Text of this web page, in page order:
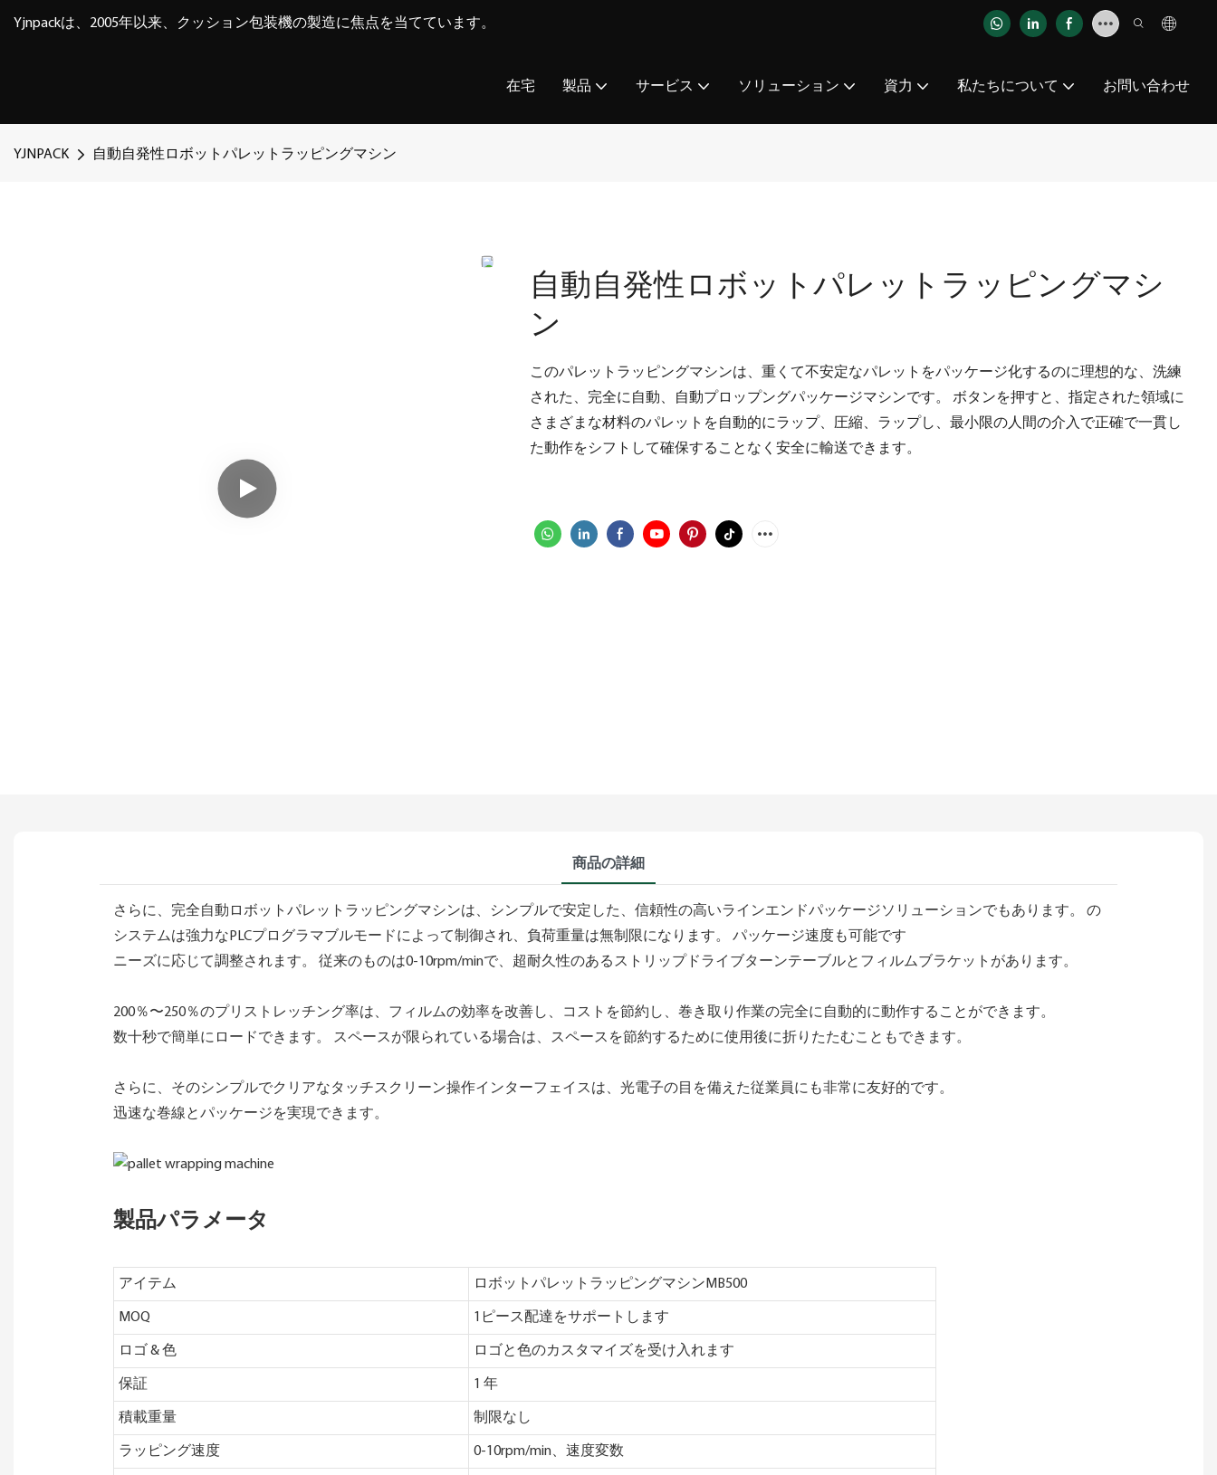
Yjnpackは、2005年以来、クッション包装機の製造に焦点を当てています。
在宅 製品 サービス ソリューション 資力 私たちについて お問い合わせ
YJNPACK 自動自発性ロボットパレットラッピングマシン
自動自発性ロボットパレットラッピングマシ
ン
このパレットラッピングマシンは、重くて不安定なパレットをパッケージ化するのに理想的な、洗練
された、完全に自動、自動プロップングパッケージマシンです。 ボタンを押すと、指定された領域に
さまざまな材料のパレットを自動的にラップ、圧縮、ラップし、最小限の人間の介入で正確で一貫し
た動作をシフトして確保することなく安全に輸送できます。
商品の詳細
さらに、完全自動ロボットパレットラッピングマシンは、シンプルで安定した、信頼性の高いラインエンドパッケージソリューションでもあります。 の
システムは強力なPLCプログラマブルモードによって制御され、負荷重量は無制限になります。 パッケージ速度も可能です
ニーズに応じて調整されます。 従来のものは0-10rpm/minで、超耐久性のあるストリップドライブターンテーブルとフィルムブラケットがあります。
200％〜250％のプリストレッチング率は、フィルムの効率を改善し、コストを節約し、巻き取り作業の完全に自動的に動作することができます。
数十秒で簡単にロードできます。 スペースが限られている場合は、スペースを節約するために使用後に折りたたむこともできます。
さらに、そのシンプルでクリアなタッチスクリーン操作インターフェイスは、光電子の目を備えた従業員にも非常に友好的です。
迅速な巻線とパッケージを実現できます。
製品パラメータ
アイテム ロボットパレットラッピングマシンMB500
MOQ 1ピース配達をサポートします
ロゴ & 色 ロゴと色のカスタマイズを受け入れます
保証 1 年
積載重量 制限なし
ラッピング速度 0-10rpm/min、速度変数